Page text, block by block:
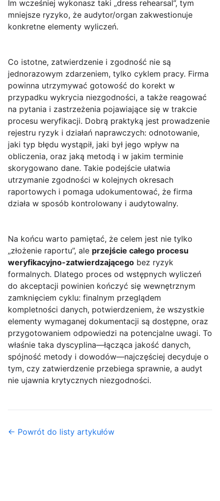
Im wcześniej wykonasz taki „dress rehearsal”, tym
mniejsze ryzyko, że audytor/organ zakwestionuje
konkretne elementy wyliczeń.
Co istotne, zatwierdzenie i zgodność nie są
jednorazowym zdarzeniem, tylko cyklem pracy. Firma
powinna utrzymywać gotowość do korekt w
przypadku wykrycia niezgodności, a także reagować
na pytania i zastrzeżenia pojawiające się w trakcie
procesu weryfikacji. Dobrą praktyką jest prowadzenie
rejestru ryzyk i działań naprawczych: odnotowanie,
jaki typ błędu wystąpił, jaki był jego wpływ na
obliczenia, oraz jaką metodą i w jakim terminie
skorygowano dane. Takie podejście ułatwia
utrzymanie zgodności w kolejnych okresach
raportowych i pomaga udokumentować, że firma
działa w sposób kontrolowany i audytowalny.
Na końcu warto pamiętać, że celem jest nie tylko
„złożenie raportu”, ale przejście całego procesu
weryfikacyjno-zatwierdzającego bez ryzyk
formalnych. Dlatego proces od wstępnych wyliczeń
do akceptacji powinien kończyć się wewnętrznym
zamknięciem cyklu: finalnym przeglądem
kompletności danych, potwierdzeniem, że wszystkie
elementy wymaganej dokumentacji są dostępne, oraz
przygotowaniem odpowiedzi na potencjalne uwagi. To
właśnie taka dyscyplina—łącząca jakość danych,
spójność metody i dowodów—najczęściej decyduje o
tym, czy zatwierdzenie przebiega sprawnie, a audyt
nie ujawnia krytycznych niezgodności.
← Powrót do listy artykułów